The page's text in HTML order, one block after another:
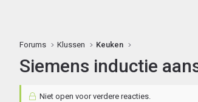
Forums Klussen Keuken
Siemens inductie
Niet open voor verdere reacties.